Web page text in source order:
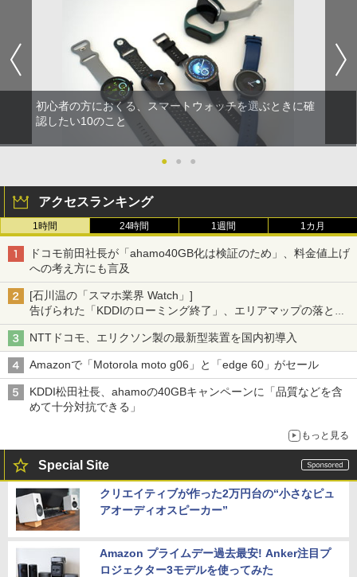
初心者の方におくる、スマートウォッチを選ぶときに確
認したい10のこと
● ● ●
アクセスランキング
1時間 24時間 1週間 1カ月
ドコモ前田社長が「ahamo40GB化は検証のため」、料金値上げ
への考え方にも言及
[石川温の「スマホ業界 Watch」]
告げられた「KDDIのローミング終了」、エリアマップの落とし
穴と楽天モバイルの課題
NTTドコモ、エリクソン製の最新型装置を国内初導入
Amazonで「Motorola moto g06」と「edge 60」がセール
KDDI松田社長、ahamoの40GBキャンペーンに「品質などを含
めて十分対抗できる」
もっと見る
Special Site
クリエイティブが作った2万円台の“小さなピュ
アオーディオスピーカー”
Amazon プライムデー過去最安! Anker注目プ
ロジェクター3モデルを使ってみた